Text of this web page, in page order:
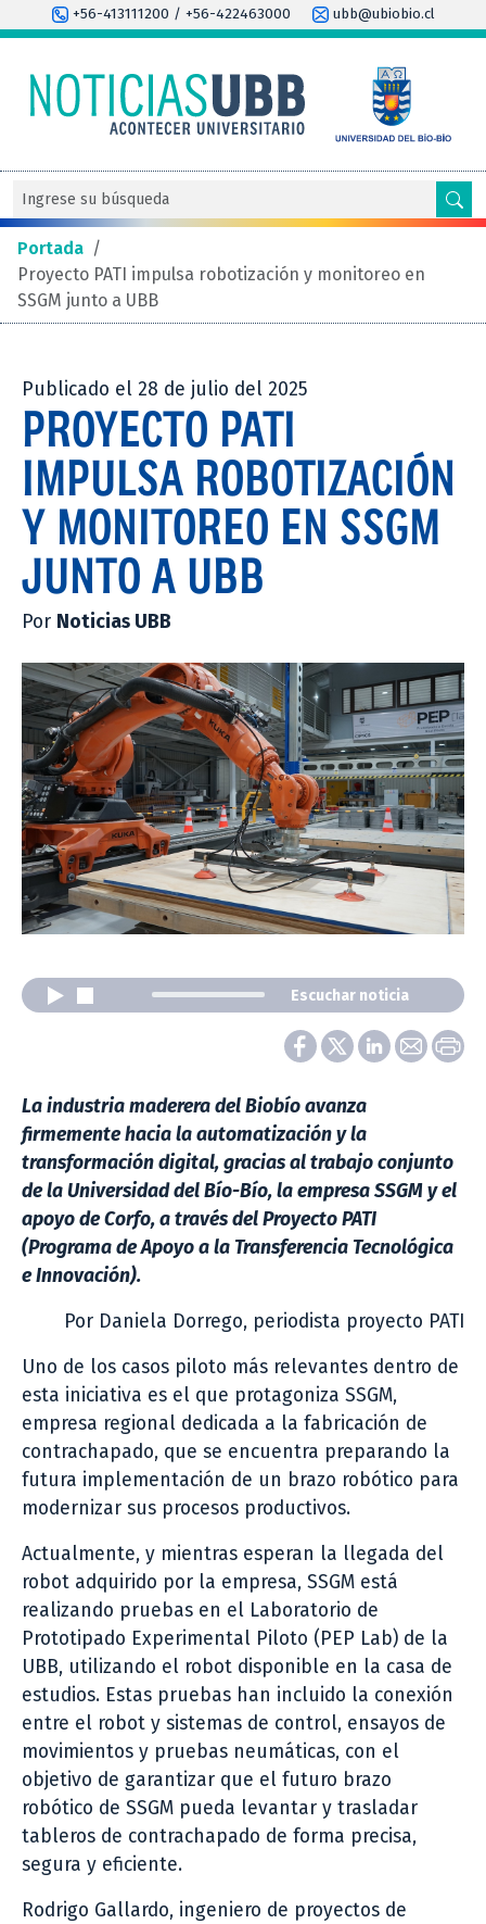
+56-413111200 / +56-422463000 ubb@ubiobio.cl
Portada /
Proyecto PATI impulsa robotización y monitoreo en
SSGM junto a UBB
Publicado el 28 de julio del 2025
PROYECTO PATI
IMPULSA ROBOTIZACIÓN
Y MONITOREO EN SSGM
JUNTO A UBB
Por Noticias UBB
Escuchar noticia
La industria maderera del Biobío avanza
firmemente hacia la automatización y la
transformación digital, gracias al trabajo conjunto
de la Universidad del Bío-Bío, la empresa SSGM y el
apoyo de Corfo, a través del Proyecto PATI
(Programa de Apoyo a la Transferencia Tecnológica
e Innovación).
Por Daniela Dorrego, periodista proyecto PATI
Uno de los casos piloto más relevantes dentro de
esta iniciativa es el que protagoniza SSGM,
empresa regional dedicada a la fabricación de
contrachapado, que se encuentra preparando la
futura implementación de un brazo robótico para
modernizar sus procesos productivos.
Actualmente, y mientras esperan la llegada del
robot adquirido por la empresa, SSGM está
realizando pruebas en el Laboratorio de
Prototipado Experimental Piloto (PEP Lab) de la
UBB, utilizando el robot disponible en la casa de
estudios. Estas pruebas han incluido la conexión
entre el robot y sistemas de control, ensayos de
movimientos y pruebas neumáticas, con el
objetivo de garantizar que el futuro brazo
robótico de SSGM pueda levantar y trasladar
tableros de contrachapado de forma precisa,
segura y eficiente.
Rodrigo Gallardo, ingeniero de proyectos de